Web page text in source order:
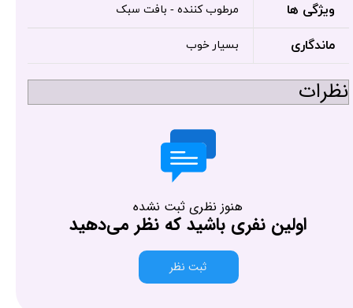
ویژگی ها مرطوب کننده - بافت سبک
ماندگاری بسیار خوب
نظرات
هنوز نظری ثبت نشده
اولین نفری باشید که نظر می‌دهید
ثبت نظر